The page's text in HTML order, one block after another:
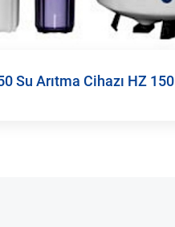
Su Arıtma Cihazı HZ 150